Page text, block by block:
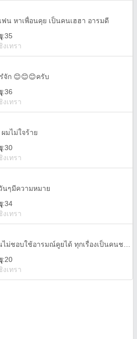
น หาเพื่อนคุย เป็นคนเฮฮา อารมดี
:35
งเทรา
จัก 😊😊😊ครับ
:36
งเทรา
มไม่ใจร้าย
:30
งเทรา
นๆมีความหมาย
:34
งเทรา
:20
งเทรา